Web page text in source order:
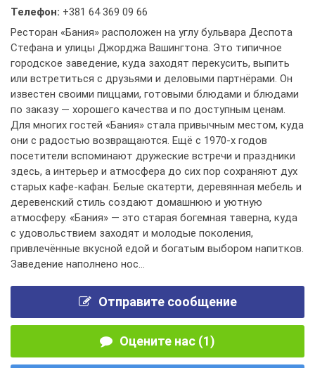
Телефон: +381 64 369 09 66
Ресторан «Бания» расположен на углу бульвара Деспота
Стефана и улицы Джорджа Вашингтона. Это типичное
городское заведение, куда заходят перекусить, выпить
или встретиться с друзьями и деловыми партнёрами. Он
известен своими пиццами, готовыми блюдами и блюдами
по заказу — хорошего качества и по доступным ценам.
Для многих гостей «Бания» стала привычным местом, куда
они с радостью возвращаются. Ещё с 1970-х годов
посетители вспоминают дружеские встречи и праздники
здесь, а интерьер и атмосфера до сих пор сохраняют дух
старых кафе-кафан. Белые скатерти, деревянная мебель и
деревенский стиль создают домашнюю и уютную
атмосферу. «Бания» — это старая богемная таверна, куда
с удовольствием заходят и молодые поколения,
привлечённые вкусной едой и богатым выбором напитков.
Заведение наполнено нос...
Отправите сообщение
Оцените нас (1)